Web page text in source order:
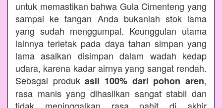
untuk memastikan bahwa Gula Cimenteng yang
sampai ke tangan Anda bukanlah stok lama
yang sudah menggumpal. Keunggulan utama
lainnya terletak pada daya tahan simpan yang
lama asalkan disimpan dalam wadah kedap
udara, karena kadar airnya yang sangat rendah.
Sebagai produkasli 100% dari pohon aren,
rasa manis yang dihasilkan sangat stabil dan